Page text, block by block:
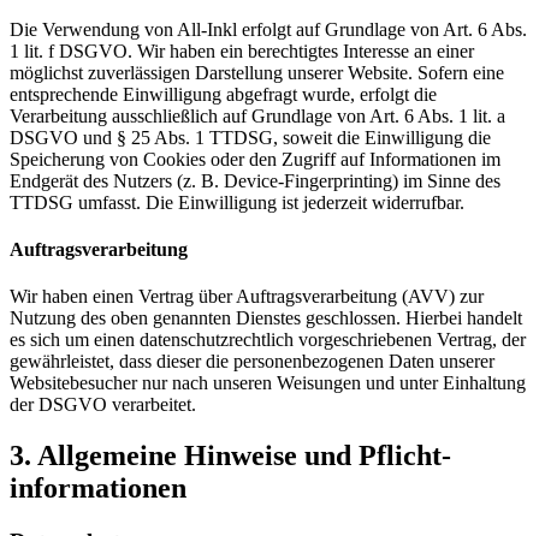
Die Verwendung von All-Inkl erfolgt auf Grundlage von Art. 6 Abs.
1 lit. f DSGVO. Wir haben ein berechtigtes Interesse an einer
möglichst zuverlässigen Darstellung unserer Website. Sofern eine
entsprechende Einwilligung abgefragt wurde, erfolgt die
Verarbeitung ausschließlich auf Grundlage von Art. 6 Abs. 1 lit. a
DSGVO und § 25 Abs. 1 TTDSG, soweit die Einwilligung die
Speicherung von Cookies oder den Zugriff auf Informationen im
Endgerät des Nutzers (z. B. Device-Fingerprinting) im Sinne des
TTDSG umfasst. Die Einwilligung ist jederzeit widerrufbar.
Auftragsverarbeitung
Wir haben einen Vertrag über Auftragsverarbeitung (AVV) zur
Nutzung des oben genannten Dienstes geschlossen. Hierbei handelt
es sich um einen datenschutzrechtlich vorgeschriebenen Vertrag, der
gewährleistet, dass dieser die personenbezogenen Daten unserer
Websitebesucher nur nach unseren Weisungen und unter Einhaltung
der DSGVO verarbeitet.
3. Allgemeine Hinweise und Pflicht­
informationen